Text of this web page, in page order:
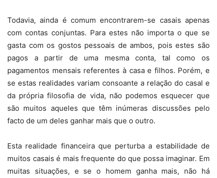
Todavia, ainda é comum encontrarem-se casais apenas
com contas conjuntas. Para estes não importa o que se
gasta com os gostos pessoais de ambos, pois estes são
pagos a partir de uma mesma conta, tal como os
pagamentos mensais referentes à casa e filhos. Porém, e
se estas realidades variam consoante a relação do casal e
da própria filosofia de vida, não podemos esquecer que
são muitos aqueles que têm inúmeras discussões pelo
facto de um deles ganhar mais que o outro.
Esta realidade financeira que perturba a estabilidade de
muitos casais é mais frequente do que possa imaginar. Em
muitas situações, e se o homem ganha mais, não há